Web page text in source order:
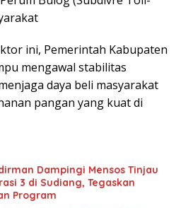
ini, Pemerintah Kabupaten
mengawal stabilitas
daya beli masyarakat
pangan yang kuat di
Dampingi Mensos Tinjau
3 di Sudiang, Tegaskan
Program